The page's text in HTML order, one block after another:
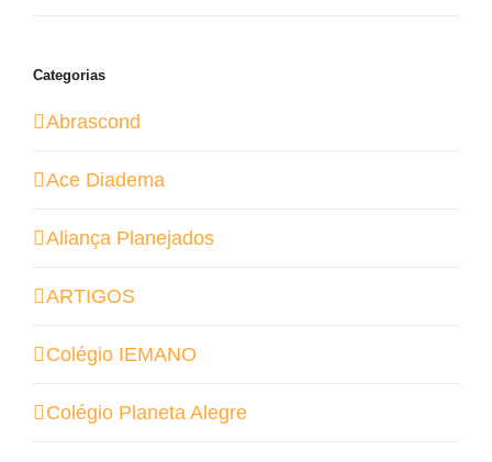
Categorias
Abrascond
Ace Diadema
Aliança Planejados
ARTIGOS
Colégio IEMANO
Colégio Planeta Alegre